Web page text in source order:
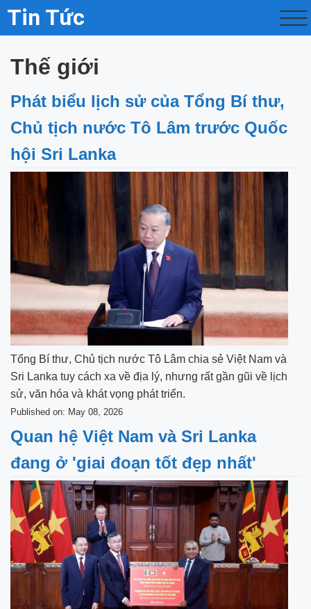
Tin Tức
Thế giới
Phát biểu lịch sử của Tổng Bí thư,
Chủ tịch nước Tô Lâm trước Quốc
hội Sri Lanka
Tổng Bí thư, Chủ tịch nước Tô Lâm chia sẻ Việt Nam và
Sri Lanka tuy cách xa về địa lý, nhưng rất gần gũi về lịch
sử, văn hóa và khát vọng phát triển.
Published on: May 08, 2026
Quan hệ Việt Nam và Sri Lanka
đang ở 'giai đoạn tốt đẹp nhất'